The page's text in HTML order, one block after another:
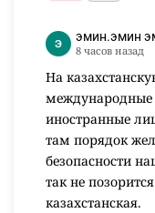
эмин.эмин
8 часов назад
На
международные
иностранные
там порядок
безопасности
так не
казахстанская.